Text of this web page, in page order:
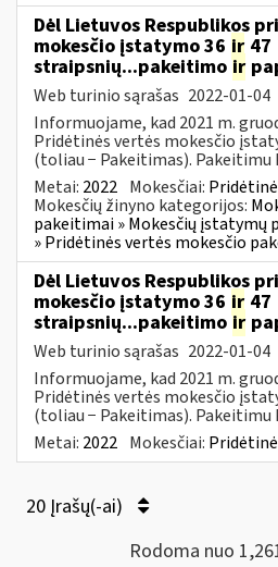
Dėl Lietuvos Respublikos
mokesčio įstatymo 36 ir 47
straipsnių...pakeitimo ir
Web turinio sąrašas 2022-01-04
Informuojame, kad 2021 m.
Pridėtinės vertės mokesčio
(toliau − Pakeitimas). Pakeitimu
Metai: 2022 Mokesčiai:
Mokesčių žinyno kategorijos:
pakeitimai » Mokesčių įstatymų
» Pridėtinės vertės mokesčio
Dėl Lietuvos Respublikos
mokesčio įstatymo 36 ir 47
straipsnių...pakeitimo ir
Web turinio sąrašas 2022-01-04
Informuojame, kad 2021 m.
Pridėtinės vertės mokesčio
(toliau − Pakeitimas). Pakeitimu
Metai: 2022 Mokesčiai:
20 Įrašų(-ai)
Rodoma nuo